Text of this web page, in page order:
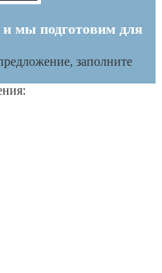
и мы подготовим для
заполните